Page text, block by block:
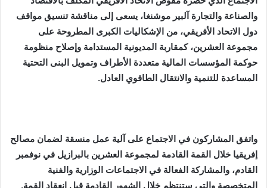
والصناعة والتجارة آلبير موشنغا، يسعى إلى مناقشة تنسيق مواقف
دول الاتحاد الأفريقي، من الإشكاليات الكبرى المطروحة على
مجموعة العشرين، كمقاربة المديونية المستدامة وإصلاح منظومة
حوكمة المؤسسات المالية متعددة الأطراف وتمويل البنى التحتية
المساعدة للتنمية والانتقال الطاقوي العادل.
واتفق المشاركون في الاجتماع على آلية عمل منسقة لضمان مصالح
إفريقيا خلال القمة القادمة لمجموعة العشرين بالبرازيل في نوفمبر
القادم، والمشاركة الفعالة في الاجتماعات الوزارية والفنية
المتخصصة والتي ستنتظم خلال الشهور القادمة قبل انعقاد القمة.